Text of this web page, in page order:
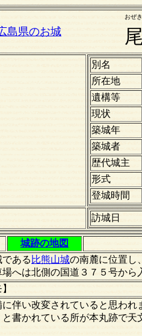
島県のお城
おぜ
別名
所在地
遺構等
現状
築城年
築城者
歴代城主
形式
登城時間
訪城日
城跡の地図
ある 比熊山城の南麓に位置し
へは北側の国道３７５号から
伴い改変されていると思わ
と書かれている所が本丸跡で